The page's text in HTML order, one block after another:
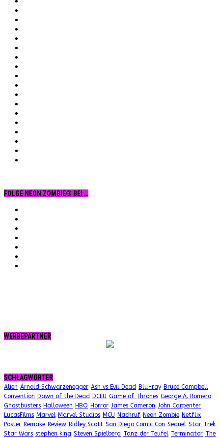
FOLGE NEON ZOMBIE® BEI …
WERBEPARTNER
SCHLAGWÖRTER
Alien Arnold Schwarzenegger Ash vs Evil Dead Blu-ray Bruce Campbell
Convention Dawn of the Dead DCEU Game of Thrones George A. Romero
Ghostbusters Halloween HBO Horror James Cameron John Carpenter
LucasFilms Marvel Marvel Studios MCU Nachruf Neon Zombie Netflix
Poster Remake Review Ridley Scott San Diego Comic Con Sequel Star Trek
Star Wars stephen king Steven Spielberg Tanz der Teufel Terminator The